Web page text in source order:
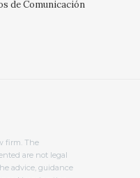
de Comunicación
firm. The
are not legal
advice, guidance